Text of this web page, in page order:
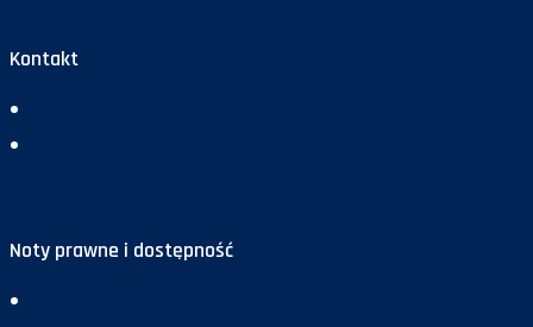
Kontakt
Noty prawne i dostępność